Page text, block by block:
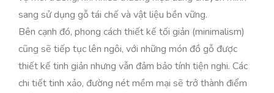
sang sử dụng gỗ tái chế và vật liệu bền vững.
Bên cạnh đó, phong cách thiết kế tối giản (minimalism)
cũng sẽ tiếp tục lên ngôi, với những món đồ gỗ được
thiết kế tinh giản nhưng vẫn đảm bảo tính tiện nghi. Các
chi tiết tinh xảo, đường nét mềm mại sẽ trở thành điểm